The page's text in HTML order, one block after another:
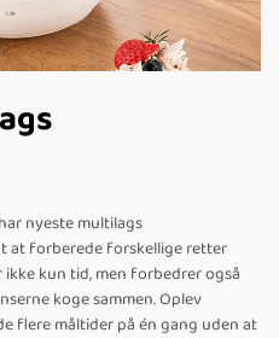
nyeste multilags
at forberede forskellige retter
kun tid, men forbedrer også
koge sammen. Oplev
flere måltider på én gang uden at